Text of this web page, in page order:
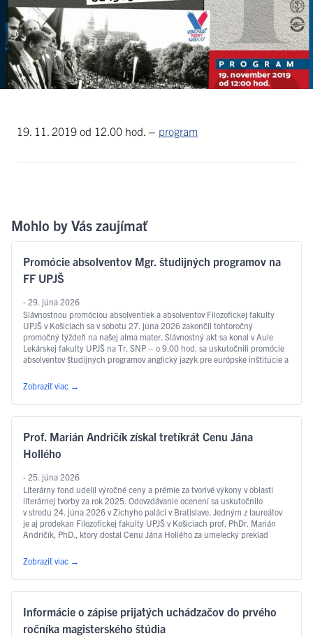
19. 11. 2019 od 12.00 hod. – program
Mohlo by Vás zaujímať
Promócie absolventov Mgr. študijných programov na
FF UPJŠ
- 29. júna 2026
Slávnostnou promóciou absolventiek a absolventov Filozofickej fakulty
UPJŠ v Košiciach sa v sobotu 27. júna 2026 zakončil tohtoročný
promočný týždeň na našej alma mater. Slávnostný akt sa konal v Aule
Lekárskej fakulty UPJŠ na Tr. SNP – o 9.00 hod. sa uskutočnili promócie
absolventov študijných programov anglický jazyk pre európske inštitúcie a
Čítať ďalej
Zobraziť viac →
Prof. Marián Andričík získal tretíkrát Cenu Jána
Hollého
- 25. júna 2026
Literárny fond udelil výročné ceny a prémie za tvorivé výkony v oblasti
literárnej tvorby za rok 2025. Odovzdávanie ocenení sa uskutočnilo
v stredu 24. júna 2026 v Zichyho paláci v Bratislave. Jedným z laureátov
je aj prodekan Filozofickej fakulty UPJŠ v Košiciach prof. PhDr. Marián
Andričík, PhD., ktorý dostal Cenu Jána Hollého za umelecký preklad
Zobraziť viac
→
Informácie o zápise prijatých uchádzačov do prvého
ročníka magisterského štúdia